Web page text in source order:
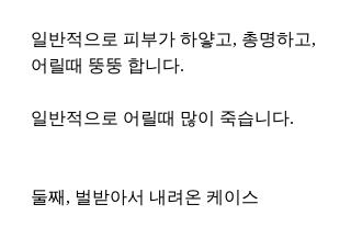
일반적으로 피부가 하얗고, 총명하고,
어릴때 뚱뚱 합니다.
일반적으로 어릴때 많이 죽습니다.
둘째, 벌받아서 내려온 케이스